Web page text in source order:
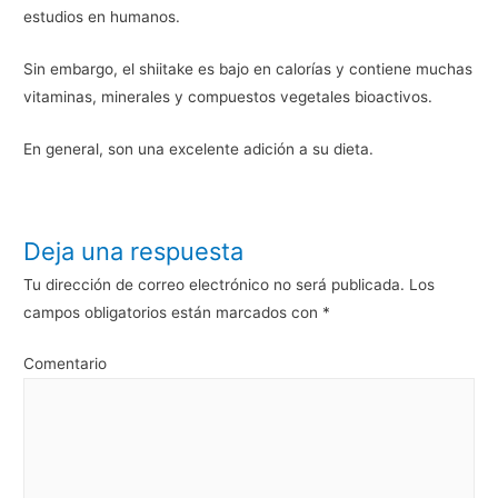
estudios en humanos.
Sin embargo, el shiitake es bajo en calorías y contiene muchas
vitaminas, minerales y compuestos vegetales bioactivos.
En general, son una excelente adición a su dieta.
Deja una respuesta
Tu dirección de correo electrónico no será publicada. Los
campos obligatorios están marcados con *
Comentario